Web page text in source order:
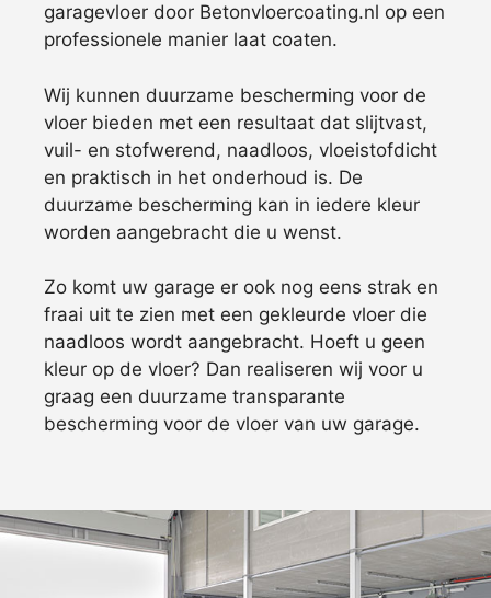
garagevloer door Betonvloercoating.nl op een
professionele manier laat coaten.
Wij kunnen duurzame bescherming voor de
vloer bieden met een resultaat dat slijtvast,
vuil- en stofwerend, naadloos, vloeistofdicht
en praktisch in het onderhoud is. De
duurzame bescherming kan in iedere kleur
worden aangebracht die u wenst.
Zo komt uw garage er ook nog eens strak en
fraai uit te zien met een gekleurde vloer die
naadloos wordt aangebracht. Hoeft u geen
kleur op de vloer? Dan realiseren wij voor u
graag een duurzame transparante
bescherming voor de vloer van uw garage.